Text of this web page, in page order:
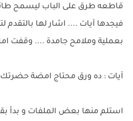
قاطعه طرق على الباب ليسمح
فيجدها آيات .... اشار لها بالتقدم
بعملية وملامح جامدة .... وقفت
آيات : ده ورق محتاج امضة حضرتك
استلم منها بعض الملفات و بدأ